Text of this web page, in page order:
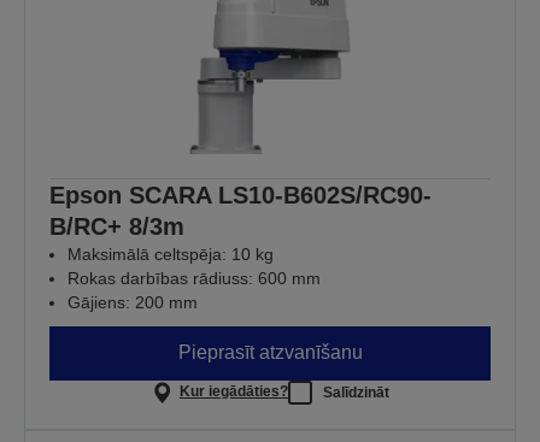
Epson SCARA LS10-B602S/RC90-
B/RC+ 8/3m
Maksimālā celtspēja: 10 kg
Rokas darbības rādiuss: 600 mm
Gājiens: 200 mm
Pieprasīt atzvanīšanu
Kur iegādāties? Salīdzināt